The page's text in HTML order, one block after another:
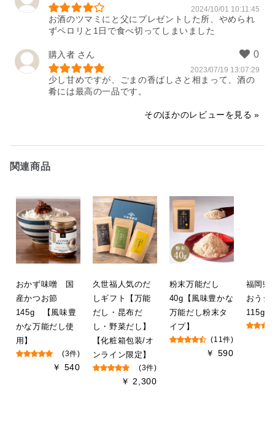
2024/10/01 10:11:45
お酒のツマミにと父にプレゼントした所、やめられ
ずペロリと1日で食べ切ってしまいました
購入者
2023/07/19 13:07:29
少し甘めですが、ごまの香ばしさと相まって、酒の
肴には最高の一品です。
そのほかのレビューを見る
関連商品
おかず味噌 国
産かつお節
145g 【風味豊
かな万能だし使
用】
(3件)
￥ 540
久世福人気のだ
しギフト【万能
だし・昆布だ
し・野菜だし】
【化粧箱包装/オ
ンライン限定】
(3件)
￥ 2,300
粉末万能だし
40g【風味豊かな
万能だし粉末タ
イプ】
(11件)
￥ 590
福岡
おう
115g